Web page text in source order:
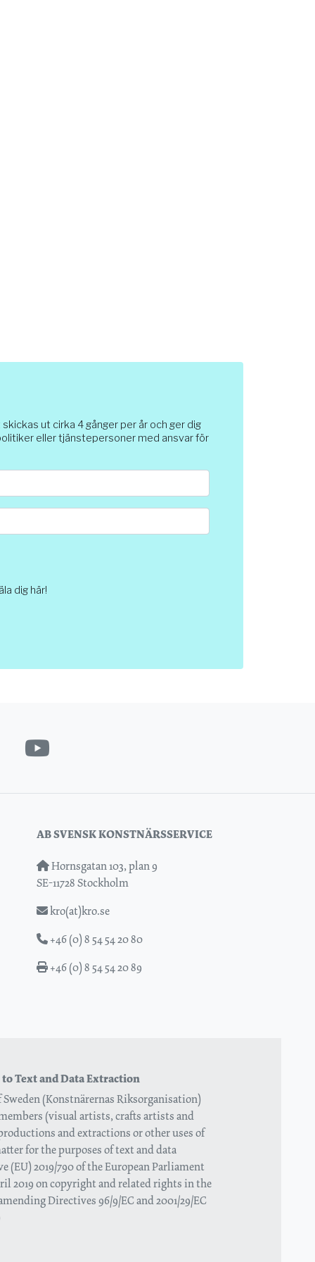
ut cirka 4 gånger per år och ger dig
eller tjänstepersoner med ansvar för
dig här!
AB SVENSK KONSTNÄRSSERVICE
Hornsgatan 103, plan 9
SE-11728 Stockholm
kro(at)kro.se
+46 (0) 8 54 54 20 80
+46 (0) 8 54 54 20 89
Text and Data Extraction
(Konstnärernas Riksorganisation)
(visual artists, crafts artists and
and extractions or other uses of
for the purposes of text and data
2019/790 of the European Parliament
2019 on copyright and related rights in the
Directives 96/9/EC and 2001/29/EC